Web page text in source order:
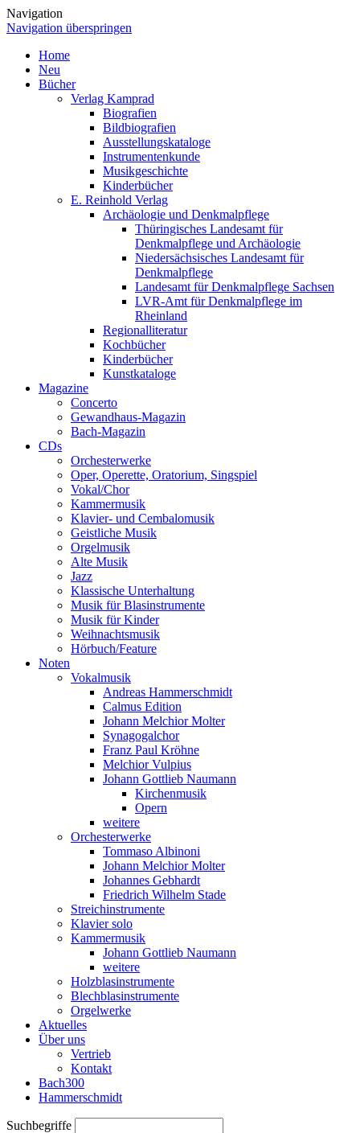
Navigation
Navigation überspringen
Home
Neu
Bücher
Verlag Kamprad
Biografien
Bildbiografien
Ausstellungskataloge
Instrumentenkunde
Musikgeschichte
Kinderbücher
E. Reinhold Verlag
Archäologie und Denkmalpflege
Thüringisches Landesamt für
Denkmalpflege und Archäologie
Niedersächsisches Landesamt für
Denkmalpflege
Landesamt für Denkmalpflege Sachsen
LVR-Amt für Denkmalpflege im
Rheinland
Regionalliteratur
Kochbücher
Kinderbücher
Kunstkataloge
Magazine
Concerto
Gewandhaus-Magazin
Bach-Magazin
CDs
Orchesterwerke
Oper, Operette, Oratorium, Singspiel
Vokal/Chor
Kammermusik
Klavier- und Cembalomusik
Geistliche Musik
Orgelmusik
Alte Musik
Jazz
Klassische Unterhaltung
Musik für Blasinstrumente
Musik für Kinder
Weihnachtsmusik
Hörbuch/Feature
Noten
Vokalmusik
Andreas Hammerschmidt
Calmus Edition
Johann Melchior Molter
Synagogalchor
Franz Paul Kröhne
Melchior Vulpius
Johann Gottlieb Naumann
Kirchenmusik
Opern
weitere
Orchesterwerke
Tommaso Albinoni
Johann Melchior Molter
Johannes Gebhardt
Friedrich Wilhelm Stade
Streichinstrumente
Klavier solo
Kammermusik
Johann Gottlieb Naumann
weitere
Holzblasinstrumente
Blechblasinstrumente
Orgelwerke
Aktuelles
Über uns
Vertrieb
Kontakt
Bach300
Hammerschmidt
Suchbegriffe